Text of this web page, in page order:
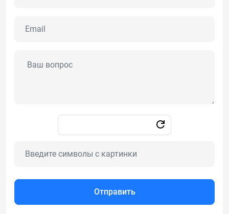
Отправить